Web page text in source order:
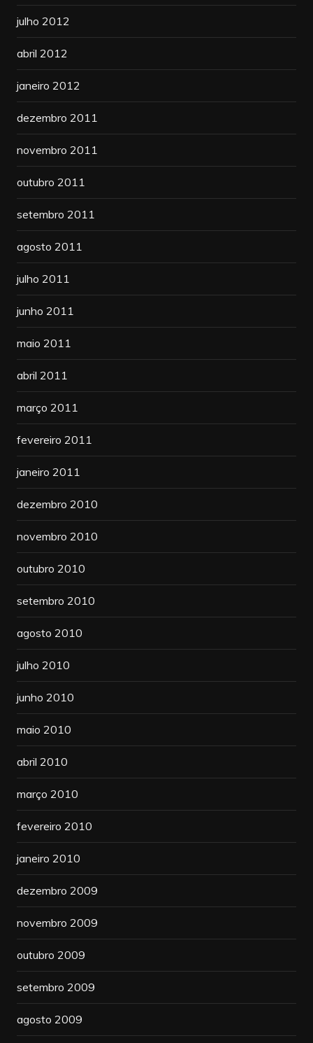
julho 2012
abril 2012
janeiro 2012
dezembro 2011
novembro 2011
outubro 2011
setembro 2011
agosto 2011
julho 2011
junho 2011
maio 2011
abril 2011
março 2011
fevereiro 2011
janeiro 2011
dezembro 2010
novembro 2010
outubro 2010
setembro 2010
agosto 2010
julho 2010
junho 2010
maio 2010
abril 2010
março 2010
fevereiro 2010
janeiro 2010
dezembro 2009
novembro 2009
outubro 2009
setembro 2009
agosto 2009